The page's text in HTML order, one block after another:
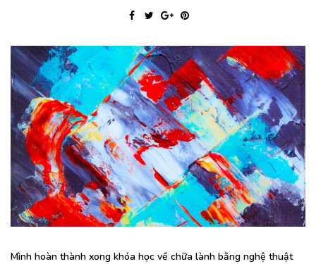
Mình hoàn thành xong khóa học về chữa lành bằng nghệ thuật